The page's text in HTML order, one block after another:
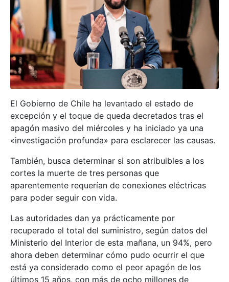
El Gobierno de Chile ha levantado el estado de
excepción y el toque de queda decretados tras el
apagón masivo del miércoles y ha iniciado ya una
«investigación profunda» para esclarecer las causas.
También, busca determinar si son atribuibles a los
cortes la muerte de tres personas que
aparentemente requerían de conexiones eléctricas
para poder seguir con vida.
Las autoridades dan ya prácticamente por
recuperado el total del suministro, según datos del
Ministerio del Interior de esta mañana, un 94%, pero
ahora deben determinar cómo pudo ocurrir el que
está ya considerado como el peor apagón de los
últimos 15 años, con más de ocho millones de